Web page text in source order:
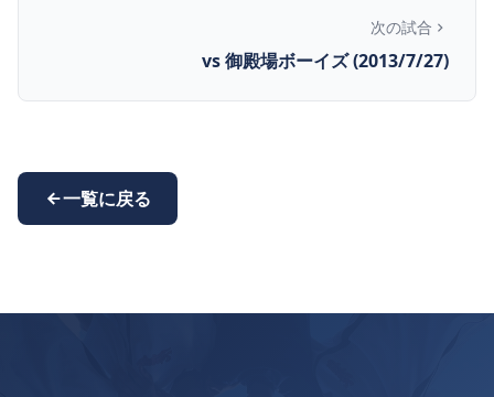
次の試合
vs 御殿場ボーイズ (2013/7/27)
一覧に戻る